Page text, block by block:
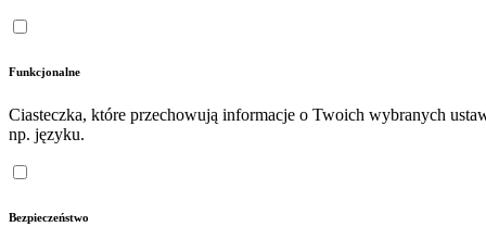
Funkcjonalne
Ciasteczka, które przechowują informacje o Twoich wybranych
np. języku.
Bezpieczeństwo